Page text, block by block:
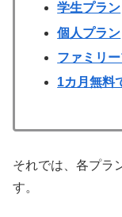
学生プラン
個人プラン
ファミリ
1カ月無料
それでは、各プラ
す。